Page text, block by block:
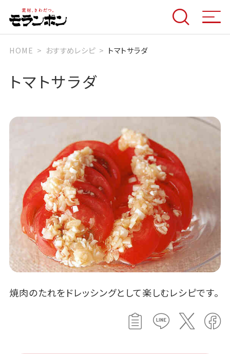
HOME おすすめレシピ トマトサラダ
トマトサラダ
焼肉のたれをドレッシングとして楽しむレシピです。